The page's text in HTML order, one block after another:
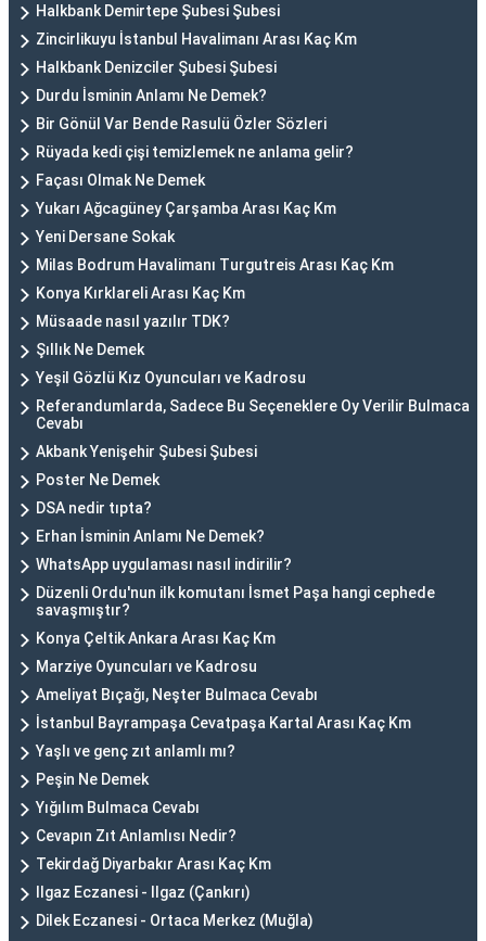
Halkbank Demirtepe Şubesi Şubesi
Zincirlikuyu İstanbul Havalimanı Arası Kaç Km
Halkbank Denizciler Şubesi Şubesi
Durdu İsminin Anlamı Ne Demek?
Bir Gönül Var Bende Rasulü Özler Sözleri
Rüyada kedi çişi temizlemek ne anlama gelir?
Façası Olmak Ne Demek
Yukarı Ağcagüney Çarşamba Arası Kaç Km
Yeni Dersane Sokak
Milas Bodrum Havalimanı Turgutreis Arası Kaç Km
Konya Kırklareli Arası Kaç Km
Müsaade nasıl yazılır TDK?
Şıllık Ne Demek
Yeşil Gözlü Kız Oyuncuları ve Kadrosu
Referandumlarda, Sadece Bu Seçeneklere Oy Verilir Bulmaca
Cevabı
Akbank Yenişehir Şubesi Şubesi
Poster Ne Demek
DSA nedir tıpta?
Erhan İsminin Anlamı Ne Demek?
WhatsApp uygulaması nasıl indirilir?
Düzenli Ordu'nun ilk komutanı İsmet Paşa hangi cephede
savaşmıştır?
Konya Çeltik Ankara Arası Kaç Km
Marziye Oyuncuları ve Kadrosu
Ameliyat Bıçağı, Neşter Bulmaca Cevabı
İstanbul Bayrampaşa Cevatpaşa Kartal Arası Kaç Km
Yaşlı ve genç zıt anlamlı mı?
Peşin Ne Demek
Yığılım Bulmaca Cevabı
Cevapın Zıt Anlamlısı Nedir?
Tekirdağ Diyarbakır Arası Kaç Km
Ilgaz Eczanesi - Ilgaz (Çankırı)
Dilek Eczanesi - Ortaca Merkez (Muğla)